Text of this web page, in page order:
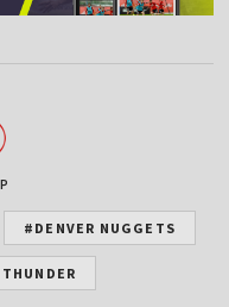
#DENVER NUGGETS